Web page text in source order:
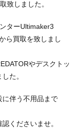
致しました。
ターUltimaker3
ら買取を致しまし
やデスクトッ
た。
に伴う不用品まで
くださいませ。